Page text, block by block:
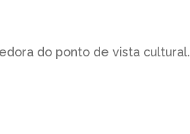
do ponto de vista cultural.